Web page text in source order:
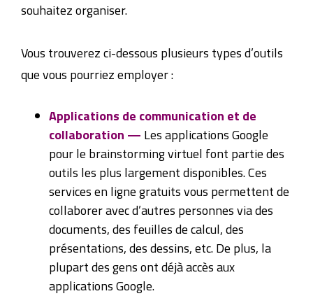
souhaitez organiser.
Vous trouverez ci-dessous plusieurs types d’outils
que vous pourriez employer :
Applications de communication et de
collaboration — Les applications Google
pour le brainstorming virtuel font partie des
outils les plus largement disponibles. Ces
services en ligne gratuits vous permettent de
collaborer avec d’autres personnes via des
documents, des feuilles de calcul, des
présentations, des dessins, etc. De plus, la
plupart des gens ont déjà accès aux
applications Google.